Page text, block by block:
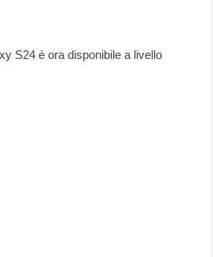
S24 è ora disponibile a livello